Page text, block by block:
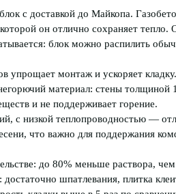
с доставкой до Майкопа.
он отлично сохраняет
блок можно распилить
упрощает монтаж и ускоряет
материал: стены
и не поддерживает горение.
с низкой теплопроводностью —
что важно для поддержания
до 80% меньше раствора,
шпатлевания, плитка